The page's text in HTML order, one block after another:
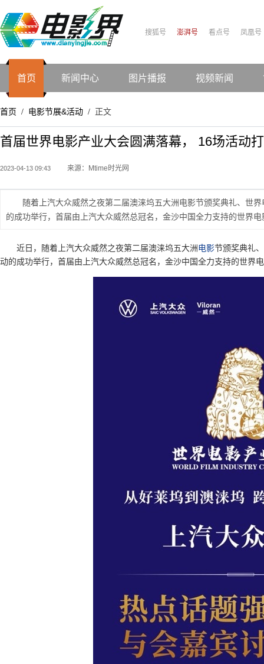
搜狐号 澎湃号 看点号 凤凰号
首页 新闻中心 图片播报 视频新闻
首页 / 电影节展&活动 / 正文
首届世界电影产业大会圆满落幕， 16场活动
2023-04-13 09:43 来源：Mtime时光网
随着上汽大众威然之夜第二届澳涞坞五大洲电影节颁奖典礼、世
的成功举行，首届由上汽大众威然总冠名，金沙中国全力支持的世界
近日，随着上汽大众威然之夜第二届澳涞坞五大洲电影节颁奖典礼
动的成功举行，首届由上汽大众威然总冠名，金沙中国全力支持的世界